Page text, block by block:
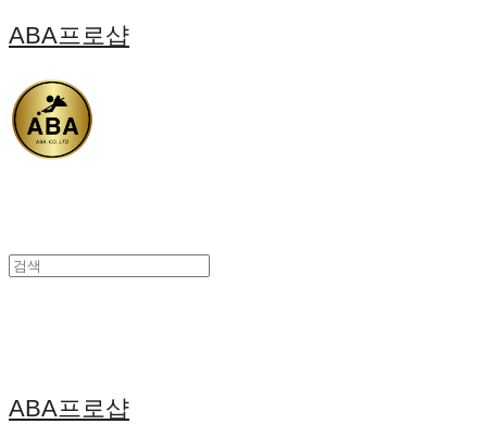
ABA프로샵
ABA프로샵